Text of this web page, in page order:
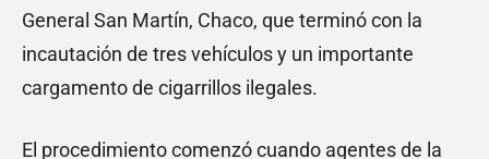
General San Martín, Chaco, que terminó con la
incautación de tres vehículos y un importante
cargamento de cigarrillos ilegales.
El procedimiento comenzó cuando agentes de la